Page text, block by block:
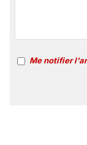
Me notifier